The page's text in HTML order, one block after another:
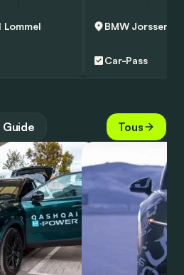
Lommel BMW Jorssen
Car-Pass
Guide Tous